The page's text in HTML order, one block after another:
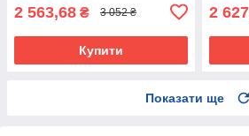
2 563,68 ₴ 3 052 ₴
Купити
2
Показати ще